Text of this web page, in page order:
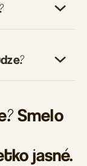
Smelo
jasné.